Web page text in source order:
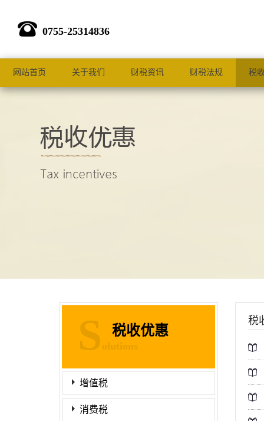
0755-25314836
网站首页 关于我们 财税资讯 财税法规 税
税收优惠
S olutions
增值税
消费税
税